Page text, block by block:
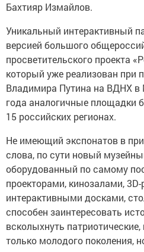
Бахтияр Измайлов.
Уникальный интерактивный
версией большого
просветительского проекта
который уже реализован при
Владимира Путина на ВДНХ в
года аналогичные площадки
15 российских регионах.
Не имеющий экспонатов в
слова, по сути новый
оборудованный по самому
проекторами, кинозалами,
интерактивными досками,
способен заинтересовать
всколыхнуть
только молодого поколения,